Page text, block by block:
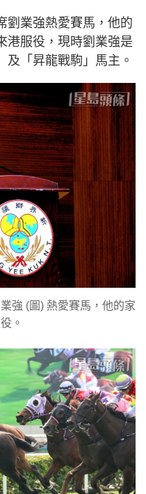
劉業強熱愛賽馬，他的
港服役，現時劉業強是
及「昇龍戰駒」馬主。
強 (圖) 熱愛賽馬，他的家
。